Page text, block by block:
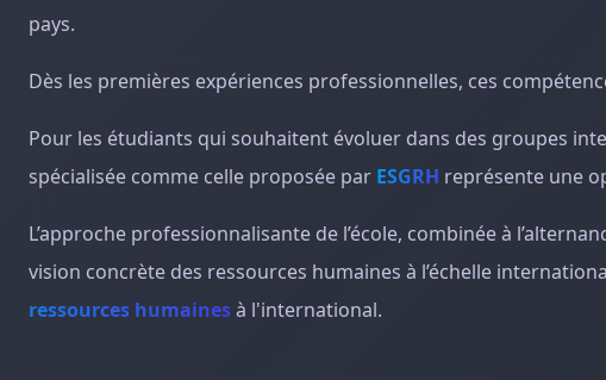
pays.
Dès les premières expériences professionnelles, ces
Pour les étudiants qui souhaitent évoluer dans des groupes
spécialisée comme celle proposée par ESGRH représente une
L’approche professionnalisante de l’école, combinée à
vision concrète des ressources humaines à l’échelle
ressources humainesà l'international.